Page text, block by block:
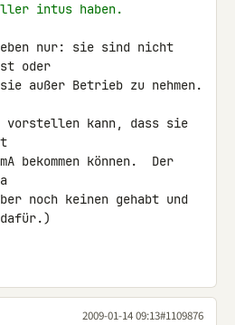
intus haben.
nur: sie sind nicht
oder
außer Betrieb zu nehmen.
vorstellen kann, dass sie
bekommen können.  Der
noch keinen gehabt und
2009-01-14 09:13#1109876